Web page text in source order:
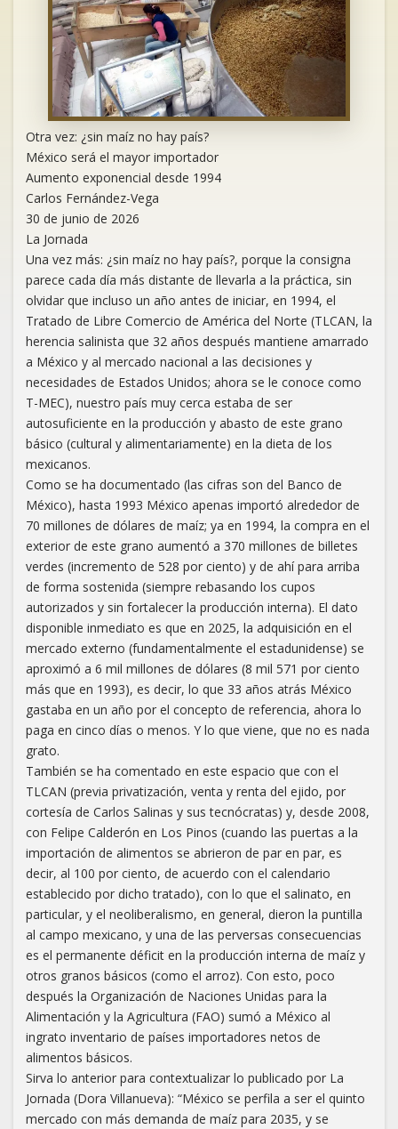
Otra vez: ¿sin maíz no hay país?
México será el mayor importador
Aumento exponencial desde 1994
Carlos Fernández-Vega
30 de junio de 2026
La Jornada
Una vez más: ¿sin maíz no hay país?, porque la consigna
parece cada día más distante de llevarla a la práctica, sin
olvidar que incluso un año antes de iniciar, en 1994, el
Tratado de Libre Comercio de América del Norte (TLCAN, la
herencia salinista que 32 años después mantiene amarrado
a México y al mercado nacional a las decisiones y
necesidades de Estados Unidos; ahora se le conoce como
T-MEC), nuestro país muy cerca estaba de ser
autosuficiente en la producción y abasto de este grano
básico (cultural y alimentariamente) en la dieta de los
mexicanos.
Como se ha documentado (las cifras son del Banco de
México), hasta 1993 México apenas importó alrededor de
70 millones de dólares de maíz; ya en 1994, la compra en el
exterior de este grano aumentó a 370 millones de billetes
verdes (incremento de 528 por ciento) y de ahí para arriba
de forma sostenida (siempre rebasando los cupos
autorizados y sin fortalecer la producción interna). El dato
disponible inmediato es que en 2025, la adquisición en el
mercado externo (fundamentalmente el estadunidense) se
aproximó a 6 mil millones de dólares (8 mil 571 por ciento
más que en 1993), es decir, lo que 33 años atrás México
gastaba en un año por el concepto de referencia, ahora lo
paga en cinco días o menos. Y lo que viene, que no es nada
grato.
También se ha comentado en este espacio que con el
TLCAN (previa privatización, venta y renta del ejido, por
cortesía de Carlos Salinas y sus tecnócratas) y, desde 2008,
con Felipe Calderón en Los Pinos (cuando las puertas a la
importación de alimentos se abrieron de par en par, es
decir, al 100 por ciento, de acuerdo con el calendario
establecido por dicho tratado), con lo que el salinato, en
particular, y el neoliberalismo, en general, dieron la puntilla
al campo mexicano, y una de las perversas consecuencias
es el permanente déficit en la producción interna de maíz y
otros granos básicos (como el arroz). Con esto, poco
después la Organización de Naciones Unidas para la
Alimentación y la Agricultura (FAO) sumó a México al
ingrato inventario de países importadores netos de
alimentos básicos.
Sirva lo anterior para contextualizar lo publicado por La
Jornada (Dora Villanueva): “México se perfila a ser el quinto
mercado con más demanda de maíz para 2035, y se